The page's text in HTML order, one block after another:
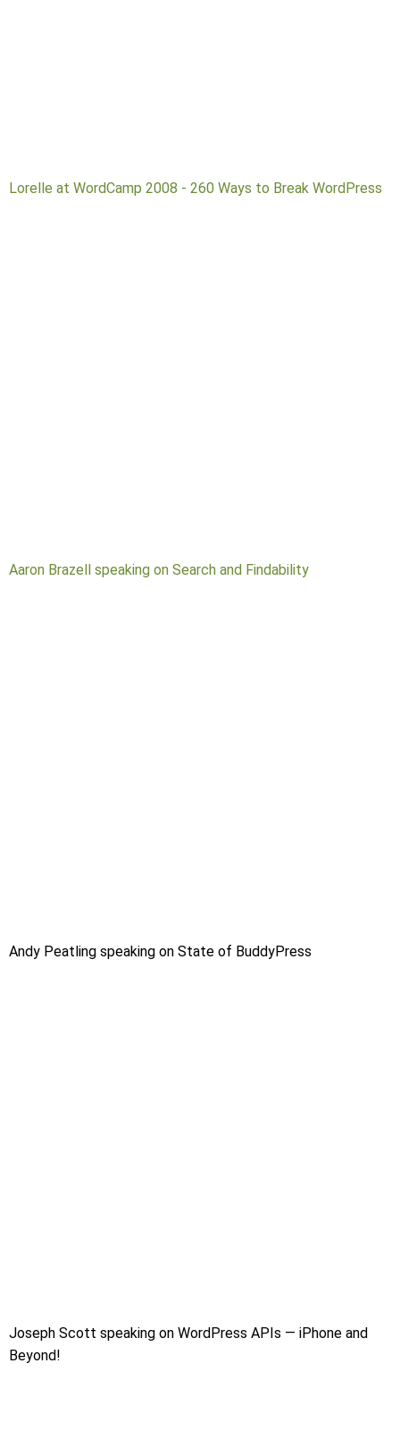
Lorelle at WordCamp 2008 - 260 Ways to Break WordPress
Aaron Brazell speaking on Search and Findability
Andy Peatling speaking on State of BuddyPress
Joseph Scott speaking on WordPress APIs — iPhone and
Beyond!